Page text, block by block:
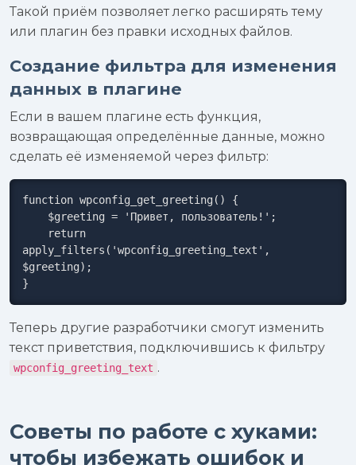
Такой приём позволяет легко расширять тему
или плагин без правки исходных файлов.
Создание фильтра для изменения
данных в плагине
Если в вашем плагине есть функция,
возвращающая определённые данные, можно
сделать её изменяемой через фильтр:
function wpconfig_get_greeting() {
apply_filters('wpconfig_greeting_text',
$greeting);
}
Теперь другие разработчики смогут изменить
текст приветствия, подключившись к фильтру
wpconfig_greeting_text .
Советы по работе с хуками:
чтобы избежать ошибок и